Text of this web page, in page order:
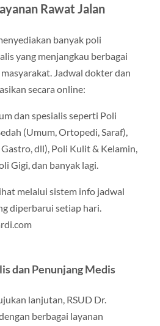
Rawat Jalan
banyak poli
yang menjangkau berbagai
Jadwal dokter dan
secara online:
dan spesialis seperti Poli
(Umum, Ortopedi, Saraf),
dll), Poli Kulit & Kelamin,
Gigi, dan banyak lagi.
melalui sistem info jadwal
diperbarui setiap hari.
dan Penunjang Medis
lanjutan, RSUD Dr.
berbagai layanan